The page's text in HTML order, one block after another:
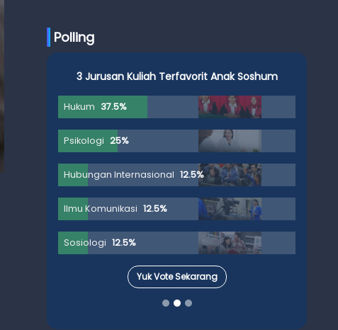
Polling
3 Jurusan Kuliah Terfavorit Anak Soshum
Hukum 37.5%
Psikologi 25%
Hubungan Internasional 12.5%
Ilmu Komunikasi 12.5%
Sosiologi 12.5%
Yuk Vote Sekarang